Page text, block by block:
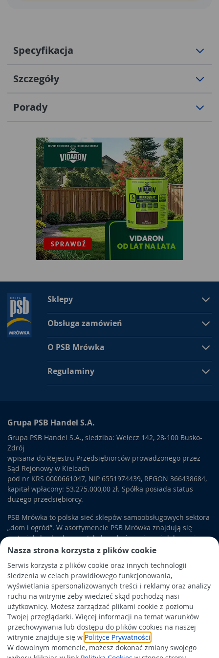
Nasza strona korzysta z plików cookie
Serwis korzysta z plików cookie oraz innych technologii
śledzenia w celach prawidłowego funkcjonowania,
wyświetlania spersonalizowanych treści i reklamy oraz analizy
ruchu na witrynie żeby wiedzieć skąd pochodzą nasi
użytkownicy. Możesz zarządzać plikami cookie z poziomu
Twojej przeglądarki. Więcej informacji na temat warunków
przechowywania lub dostępu do plików cookies na naszej
witrynie znajduje się w Polityce Prywatności
W dowolnym momencie, możesz dokonać zmiany swojego
Specyfikacja
Szczegóły
Porady
Sklepy
Obsługa zamówień
O PSB Mrówka
Regulaminy
Grupa PSB Handel S.A.
Grupa PSB Handel S.A., siedziba: Wełecz 142, 28-100 Busko-
Zdrój
wpisana do Rejestru Przedsiębiorców prowadzonego przez
Sąd Rejonowy w Kielcach
pod nr KRS 0000661047, NIP 6551974439, REGON 366438684,
kapitał wpłacony: 53.275.000,00 zł. Spółka posiada status
dużego przedsiębiorcy.
PSB Mrówka to polska sieć sklepów samoobsługowych sektora
„dom i ogród”. W asortymencie PSB Mrówka znajdują się
materiały budowlane, artykuły wykończeniowe i dekoracyjne,
wyposażenie łazienek i kuchni, elektronarzędzia, a także
artykuły związane z ogrodem i otoczeniem domu.
Obowiązek informacyjny
Polityka prywatności
Polityka Cookies
Odbiór zużytego sprzętu
Wspierają nas: